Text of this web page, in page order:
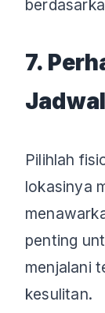
7.
Jadwal
Pilihlah
lokasinya
penting
menjalani
kesulitan.